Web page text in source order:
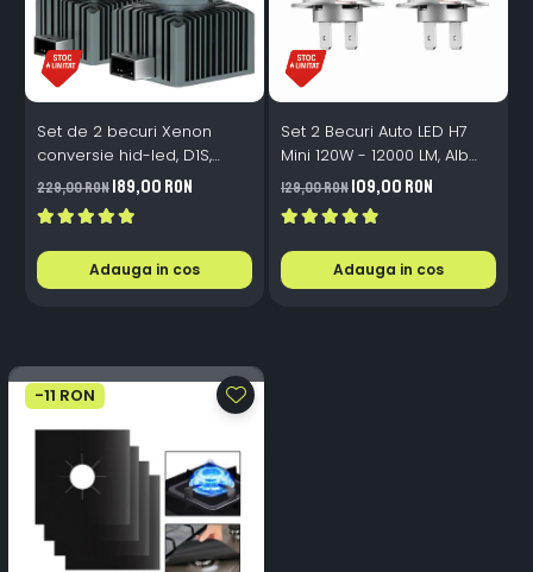
Set de 2 becuri Xenon
conversie hid-led, D1S,
120W, 12.000lm, Canbus,
Miez Cupru, Radiator
Aluminiu, Premium, Alb
Rece
229,00 RON189,00 RON
Adauga in cos
Set 2 Becuri Auto LED H7
Mini 120W - 12000 LM, Alb
Rece 6500K, Canbus
Integrat + Ventilator Răcire,
Plug & Play, 12-18V
129,00 RON109,00 RON
Adauga in cos
-11 RON